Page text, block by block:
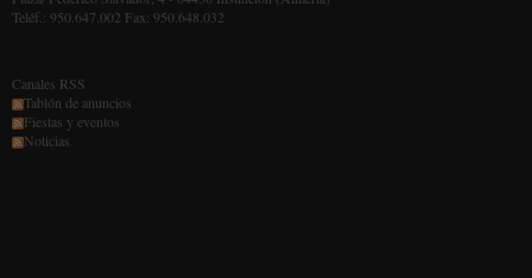
Teléf.: 950.647.002 Fax: 950.648.032
Canales RSS
Tablón de anuncios
Fiestas y eventos
Noticias